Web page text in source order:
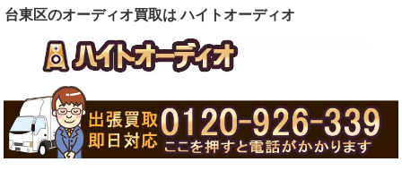
台東区のオーディオ買取は ハイトオーディオ